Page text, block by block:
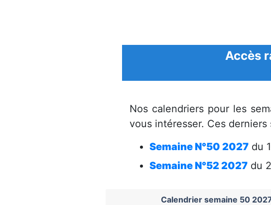
Accès
Nos calendriers pour les
vous intéresser. Ces
Semaine N°50 2027du
Semaine N°52 2027du
Calendrier semaine 50